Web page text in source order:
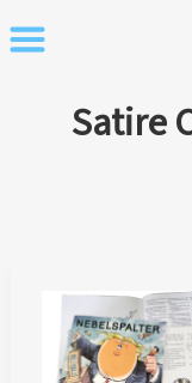
to
Satire